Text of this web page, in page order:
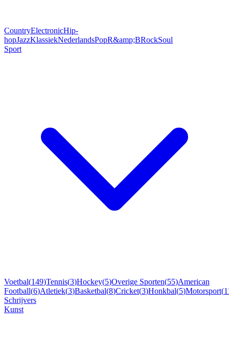
CountryElectronicHip-
hopJazzKlassiekNederlandsPopR&amp;BRockSoul
Sport
Voetbal(149)Tennis(3)Hockey(5)Overige Sporten(55)American
Football(6)Atletiek(3)Basketbal(8)Cricket(3)Honkbal(5)Motorsport(
Schrijvers
Kunst